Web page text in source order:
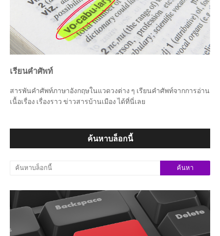
เรียนคำศัพท์
สารพันคำศัพท์ภาษาอังกฤษในแวดวงต่าง ๆ เรียนคำศัพท์จากการอ่าน
เนื้อเรื่อง เรื่องราว ข่าวสารบ้านเมือง ได้ที่นี่เลย
ค้นหาบล็อกนี้